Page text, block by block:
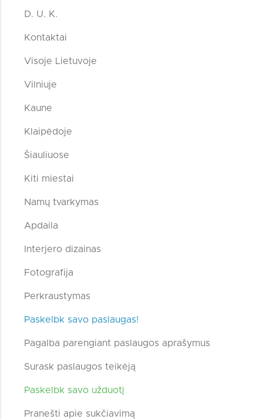
D. U. K.
Kontaktai
Visoje Lietuvoje
Vilniuje
Kaune
Klaipėdoje
Šiauliuose
Kiti miestai
Namų tvarkymas
Apdaila
Interjero dizainas
Fotografija
Perkraustymas
Paskelbk savo paslaugas!
Pagalba parengiant paslaugos aprašymus
Surask paslaugos teikėją
Paskelbk savo užduotį
Pranešti apie sukčiavimą